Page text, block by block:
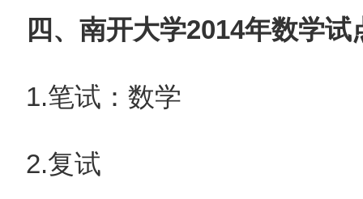
四、南开大学2014年数学
1.笔试：数学
2.复试